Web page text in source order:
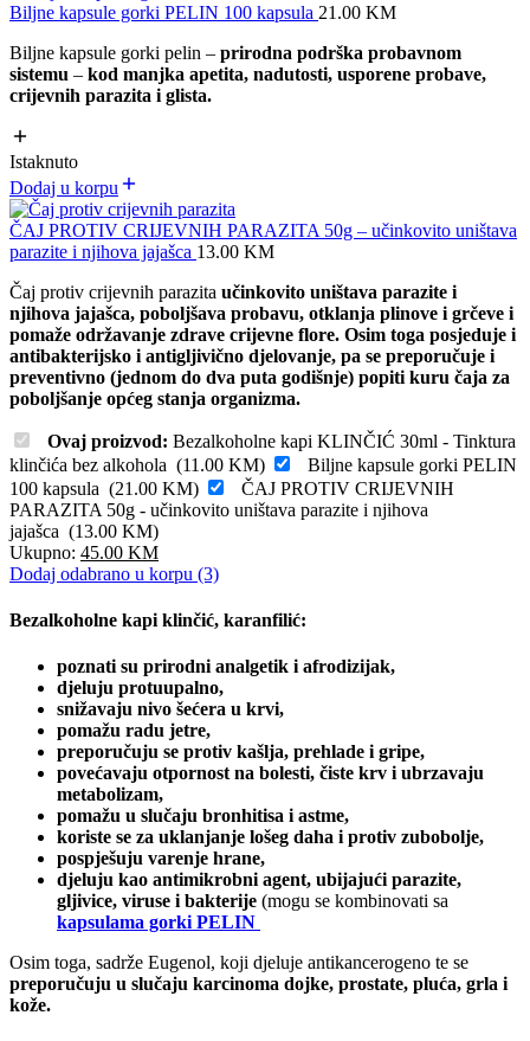
Biljne kapsule gorki PELIN 100 kapsula 21.00 KM
Biljne kapsule gorki pelin – prirodna podrška probavnom
sistemu – kod manjka apetita, nadutosti, usporene probave,
crijevnih parazita i glista.
Istaknuto
Dodaj u korpu
ČAJ PROTIV CRIJEVNIH PARAZITA 50g – učinkovito uništava
parazite i njihova jajašca 13.00 KM
Čaj protiv crijevnih parazita učinkovito uništava parazite i
njihova jajašca, poboljšava probavu, otklanja plinove i grčeve i
pomaže održavanje zdrave crijevne flore. Osim toga posjeduje i
antibakterijsko i antigljivično djelovanje, pa se preporučuje i
preventivno (jednom do dva puta godišnje) popiti kuru čaja za
poboljšanje općeg stanja organizma.
Ovaj proizvod: Bezalkoholne kapi KLINČIĆ 30ml - Tinktura
klinčića bez alkohola (11.00 KM)
Biljne kapsule gorki PELIN
100 kapsula (21.00 KM)
ČAJ PROTIV CRIJEVNIH
PARAZITA 50g - učinkovito uništava parazite i njihova
jajašca (13.00 KM)
Ukupno: 45.00 KM
Dodaj odabrano u korpu (3)
Bezalkoholne kapi klinčić, karanfilić:
poznati su prirodni analgetik i afrodizijak,
djeluju protuupalno,
snižavaju nivo šećera u krvi,
pomažu radu jetre,
preporučuju se protiv kašlja, prehlade i gripe,
povećavaju otpornost na bolesti, čiste krv i ubrzavaju
metabolizam,
pomažu u slučaju bronhitisa i astme,
koriste se za uklanjanje lošeg daha i protiv zubobolje,
pospješuju varenje hrane,
djeluju kao antimikrobni agent, ubijajući parazite,
gljivice, viruse i bakterije (mogu se kombinovati sa
kapsulama gorki PELIN
Osim toga, sadrže Eugenol, koji djeluje antikancerogeno te se
preporučuju u slučaju karcinoma dojke, prostate, pluća, grla i
kože.